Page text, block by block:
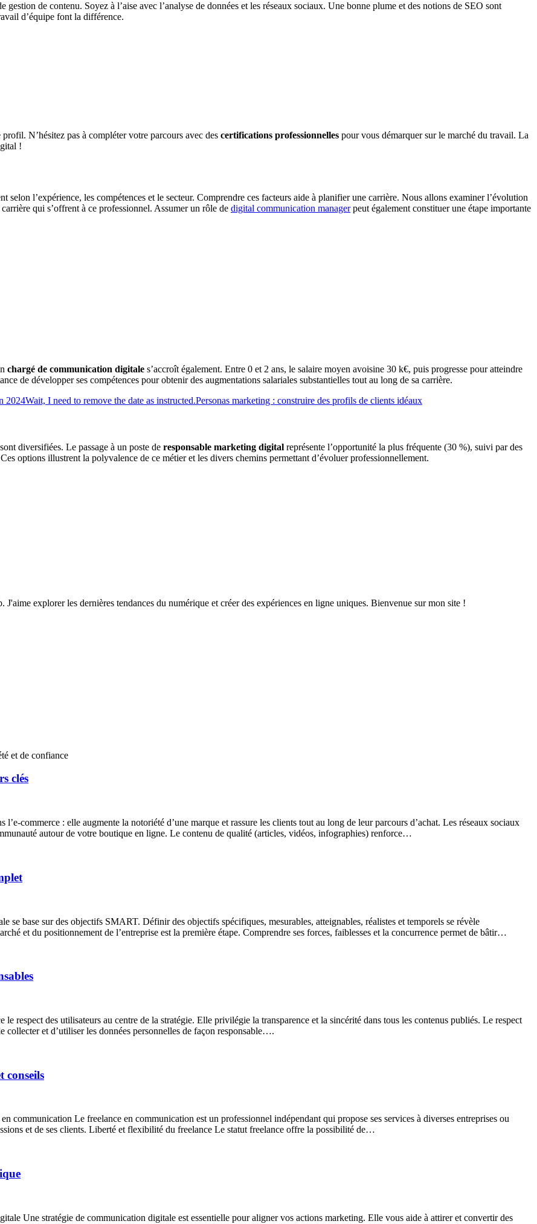
gestion de contenu. Soyez à l’aise avec l’analyse de données et les réseaux sociaux. Une bonne plume et des notions de SEO sont
d’équipe font la différence.
N’hésitez pas à compléter votre parcours avec des certifications professionnelles pour vous démarquer sur le marché du travail. La
!
l’expérience, les compétences et le secteur. Comprendre ces facteurs aide à planifier une carrière. Nous allons examiner l’évolution
carrière qui s’offrent à ce professionnel. Assumer un rôle de digital communication managerpeut également constituer une étape importante
chargé de communication digitale s’accroît également. Entre 0 et 2 ans, le salaire moyen avoisine 30 k€, puis progresse pour atteindre
de développer ses compétences pour obtenir des augmentations salariales substantielles tout au long de sa carrière.
I need to remove the date as instructed.Personas marketing : construire des profils de clients idéaux
diversifiées. Le passage à un poste de responsable marketing digital représente l’opportunité la plus fréquente (30 %), suivi par des
options illustrent la polyvalence de ce métier et les divers chemins permettant d’évoluer professionnellement.
explorer les dernières tendances du numérique et créer des expériences en ligne uniques. Bienvenue sur mon site !
clés
commerce : elle augmente la notoriété d’une marque et rassure les clients tout au long de leur parcours d’achat. Les réseaux sociaux
autour de votre boutique en ligne. Le contenu de qualité (articles, vidéos, infographies) renforce…
se base sur des objectifs SMART. Définir des objectifs spécifiques, mesurables, atteignables, réalistes et temporels se révèle
et du positionnement de l’entreprise est la première étape. Comprendre ses forces, faiblesses et la concurrence permet de bâtir…
respect des utilisateurs au centre de la stratégie. Elle privilégie la transparence et la sincérité dans tous les contenus publiés. Le respect
collecter et d’utiliser les données personnelles de façon responsable….
conseils
communication Le freelance en communication est un professionnel indépendant qui propose ses services à diverses entreprises ou
et de ses clients. Liberté et flexibilité du freelance Le statut freelance offre la possibilité de…
Une stratégie de communication digitale est essentielle pour aligner vos actions marketing. Elle vous aide à attirer et convertir des